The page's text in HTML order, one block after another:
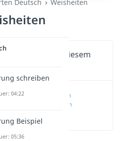
Deutsch
Weisheiten
Inhalte in diesem
Die besten
Weisheiten
schreiben
04:22
Beispiel
05:36